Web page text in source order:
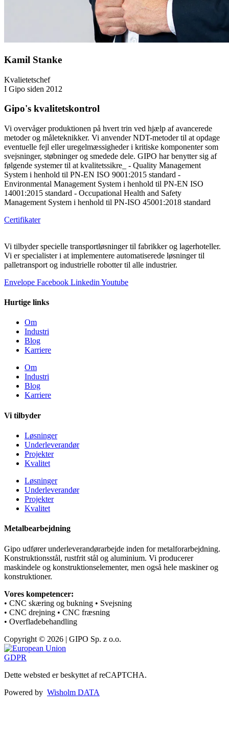
Kamil Stanke
Kvalietetschef
I Gipo siden 2012
Gipo's kvalitetskontrol
Vi overvåger produktionen på hvert trin ved hjælp af avancerede
metoder og måleteknikker. Vi anvender NDT-metoder til at opdage
eventuelle fejl eller uregelmæssigheder i kritiske komponenter som
svejsninger, støbninger og smedede dele. GIPO har benytter sig af
følgende systemer til at kvalitetssikre_ - Quality Management
System i henhold til PN-EN ISO 9001:2015 standard -
Environmental Management System i henhold til PN-EN ISO
14001:2015 standard - Occupational Health and Safety
Management System i henhold til PN-ISO 45001:2018 standard
Certifikater
Vi tilbyder specielle transportløsninger til fabrikker og lagerhoteller.
Vi er specialister i at implementere automatiserede løsninger til
palletransport og industrielle robotter til alle industrier.
Envelope Facebook Linkedin Youtube
Hurtige links
Om
Industri
Blog
Karriere
Om
Industri
Blog
Karriere
Vi tilbyder
Løsninger
Underleverandør
Projekter
Kvalitet
Løsninger
Underleverandør
Projekter
Kvalitet
Metalbearbejdning
Gipo udfører underleverandørarbejde inden for metalforarbejdning.
Konstruktionsstål, rustfrit stål og aluminium. Vi producerer
maskindele og konstruktionselementer, men også hele maskiner og
konstruktioner.
Vores kompetencer:
• CNC skæring og bukning • Svejsning
• CNC drejning • CNC fræsning
• Overfladebehandling
Copyright © 2026 | GIPO Sp. z o.o.
GDPR
Dette websted er beskyttet af reCAPTCHA.
Powered by Wisholm DATA